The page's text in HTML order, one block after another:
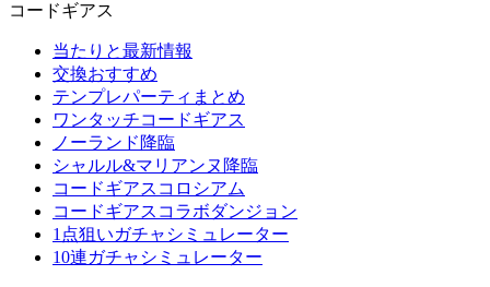
コードギアス
当たりと最新情報
交換おすすめ
テンプレパーティまとめ
ワンタッチコードギアス
ノーランド降臨
シャルル&マリアンヌ降臨
コードギアスコロシアム
コードギアスコラボダンジョン
1点狙いガチャシミュレーター
10連ガチャシミュレーター